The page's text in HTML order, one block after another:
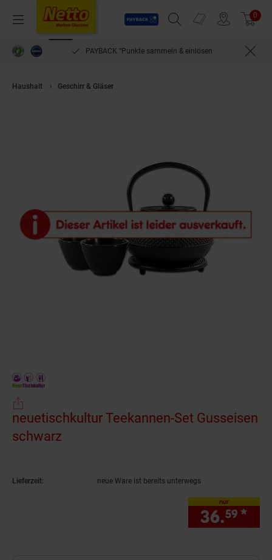
Menü
Payback
Suchfeld einblenden
Prospekte 0
PAYBACK °Punkte sammeln & einlösen
Haushalt Geschirr & Gläser
neuetischkultur Teekannen-Set Gusseisen
schwarz
Lieferzeit: neue Ware ist bereits unterwegs
nur
36.59 *